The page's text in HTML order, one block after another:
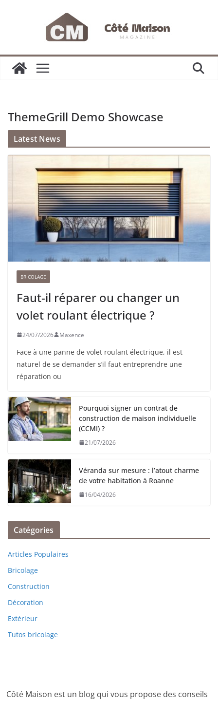
ThemeGrill Demo Showcase
Latest News
BRICOLAGE
Faut-il réparer ou changer un
volet roulant électrique ?
24/07/2026 Maxence
Face à une panne de volet roulant électrique, il est
naturel de se demander s’il faut entreprendre une
réparation ou
Pourquoi signer un contrat de
construction de maison individuelle
(CCMI) ?
21/07/2026
Véranda sur mesure : l’atout charme
de votre habitation à Roanne
16/04/2026
Catégories
Articles Populaires
Bricolage
Construction
Décoration
Extérieur
Tutos bricolage
Côté Maison est un blog qui vous propose des conseils